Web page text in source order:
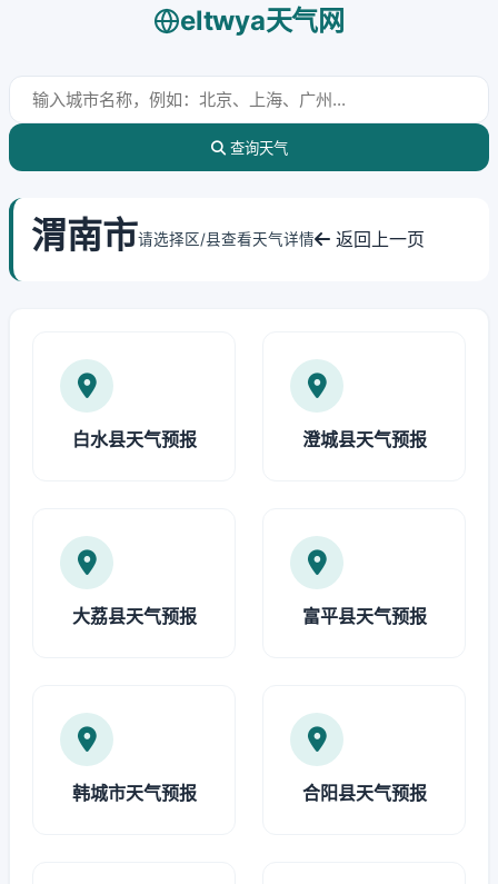
eltwya天气网
查询天气
渭南市请选择区/县查看天气详情 返回上一页
白水县天气预报 澄城县天气预报
大荔县天气预报 富平县天气预报
韩城市天气预报 合阳县天气预报